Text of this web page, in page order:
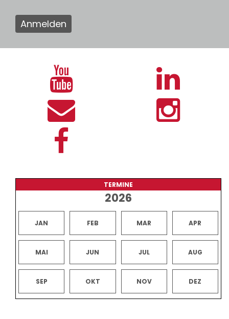
Anmelden
TERMINE
2026
JAN FEB MAR APR
MAI JUN JUL AUG
SEP OKT NOV DEZ